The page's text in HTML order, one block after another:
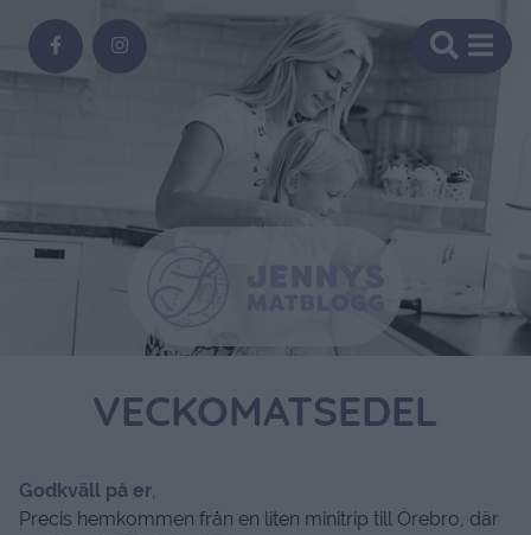
VECKOMATSEDEL
Godkväll på er,
Precis hemkommen från en liten minitrip till Örebro, där